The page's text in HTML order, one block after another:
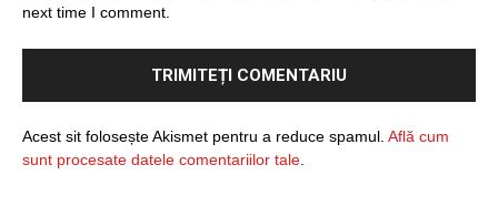
next time I comment.
Acest sit folosește Akismet pentru a reduce spamul. Află cum
sunt procesate datele comentariilor tale